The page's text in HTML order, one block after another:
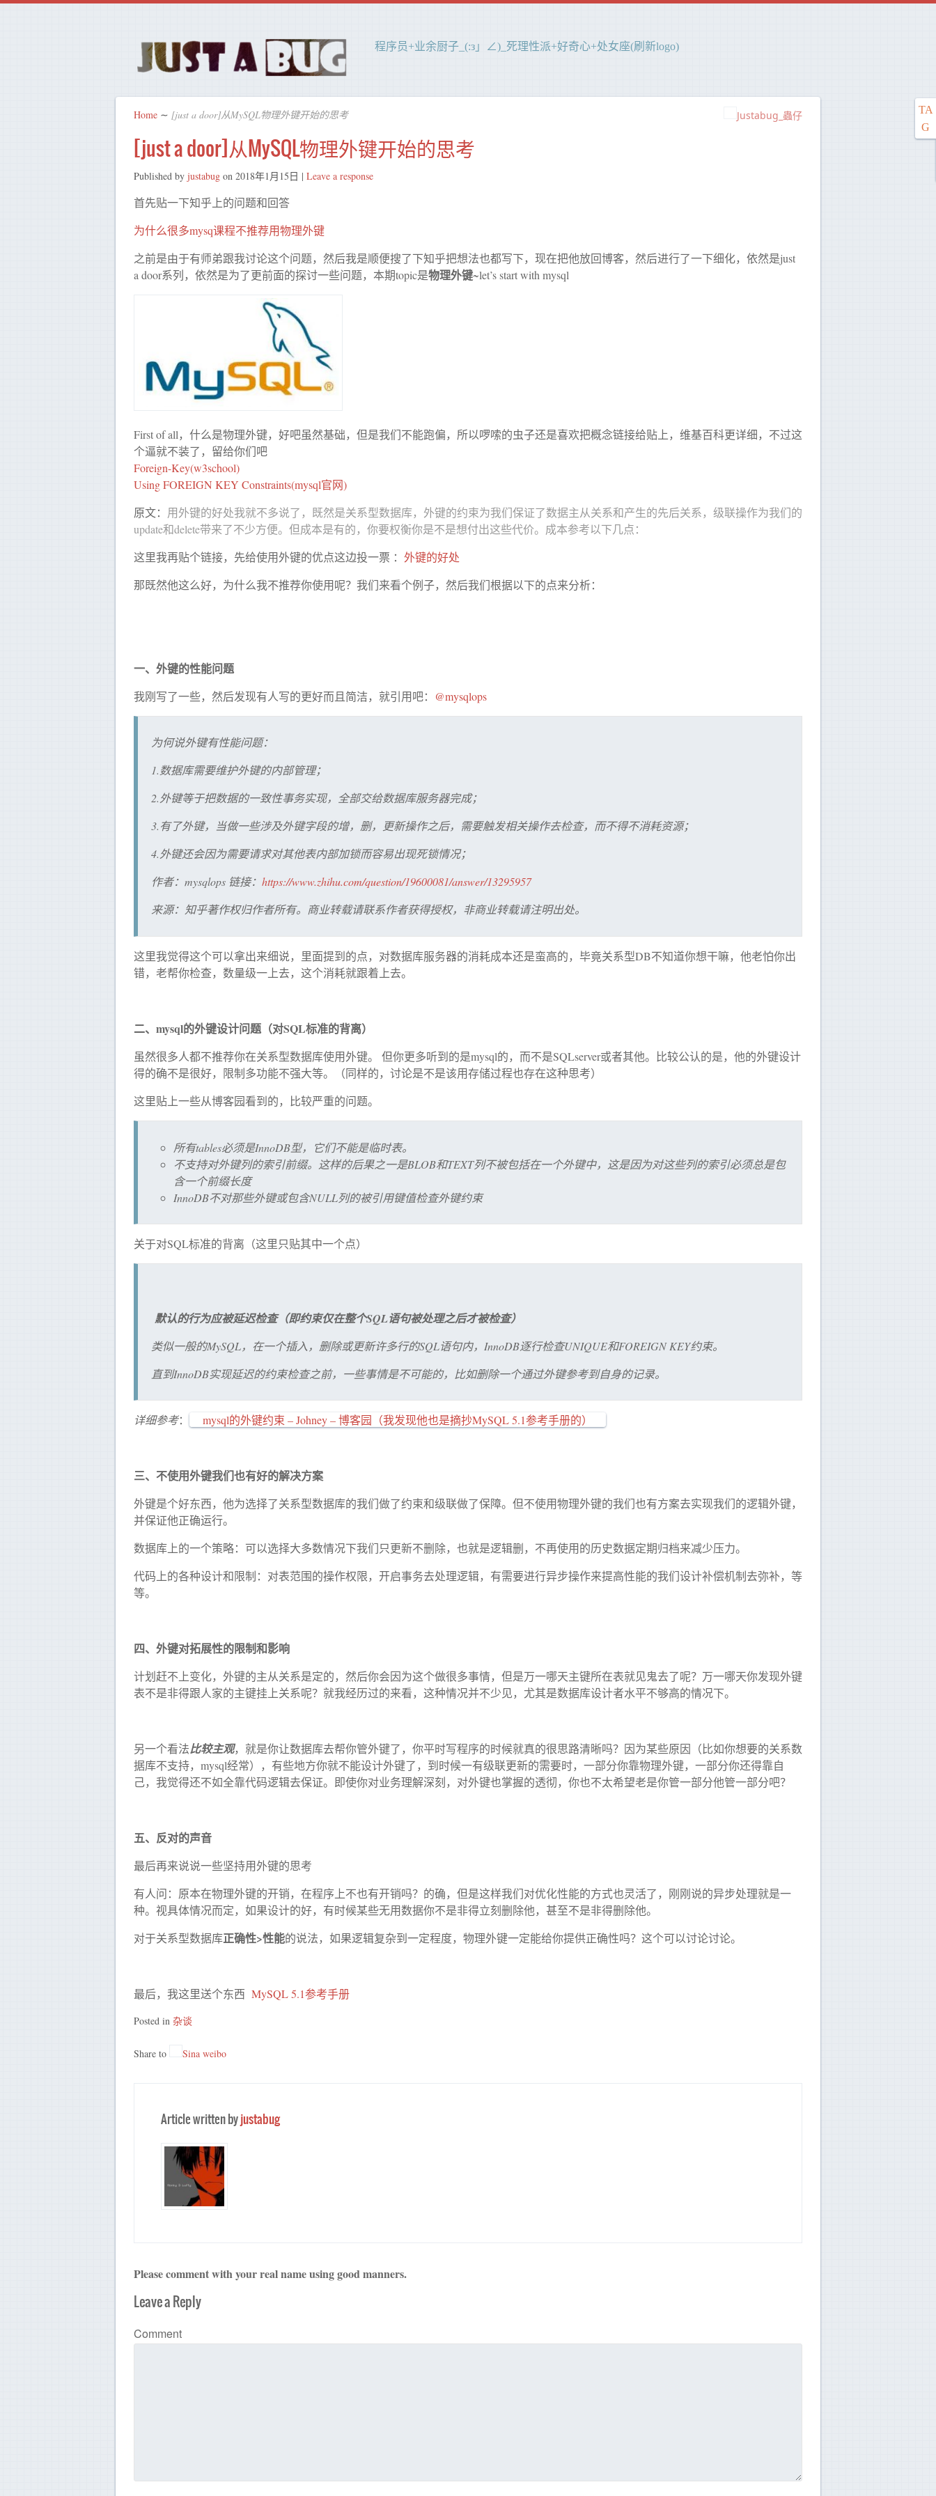
程序员+业余厨子_(:з」∠)_死理性派+好奇心+处女座(刷新logo)
TA
G
Justabug_蟲仔
Home ∼ [just a door]从MySQL物理外键开始的思考
[just a door]从MySQL物理外键开始的思考
Published by justabugon 2018年1月15日 | Leave a response
首先贴一下知乎上的问题和回答
为什么很多mysq课程不推荐用物理外键
之前是由于有师弟跟我讨论这个问题，然后我是顺便搜了下知乎把想法也都写下，现在把他放回博客，然后进行了一下细化，依然是just
a door系列，依然是为了更前面的探讨一些问题，本期topic是物理外键~let’s start with mysql
First of all，什么是物理外键，好吧虽然基础，但是我们不能跑偏，所以啰嗦的虫子还是喜欢把概念链接给贴上，维基百科更详细，不过这
个逼就不装了，留给你们吧
Foreign-Key(w3school)
Using FOREIGN KEY Constraints(mysql官网)
原文： 用外键的好处我就不多说了，既然是关系型数据库，外键的约束为我们保证了数据主从关系和产生的先后关系，级联操作为我们的
update和delete带来了不少方便。但成本是有的，你要权衡你是不是想付出这些代价。成本参考以下几点：
这里我再贴个链接，先给使用外键的优点这边投一票 ： 外键的好处
那既然他这么好，为什么我不推荐你使用呢？我们来看个例子，然后我们根据以下的点来分析：
一、外键的性能问题
我刚写了一些，然后发现有人写的更好而且简洁，就引用吧： @mysqlops
为何说外键有性能问题：
1.数据库需要维护外键的内部管理；
2.外键等于把数据的一致性事务实现，全部交给数据库服务器完成；
3.有了外键，当做一些涉及外键字段的增，删，更新操作之后，需要触发相关操作去检查，而不得不消耗资源；
4.外键还会因为需要请求对其他表内部加锁而容易出现死锁情况；
作者：mysqlops 链接：https://www.zhihu.com/question/19600081/answer/13295957
来源：知乎著作权归作者所有。商业转载请联系作者获得授权，非商业转载请注明出处。
这里我觉得这个可以拿出来细说，里面提到的点，对数据库服务器的消耗成本还是蛮高的，毕竟关系型DB不知道你想干嘛，他老怕你出
错，老帮你检查，数量级一上去，这个消耗就跟着上去。
二、mysql的外键设计问题（对SQL标准的背离）
虽然很多人都不推荐你在关系型数据库使用外键。 但你更多听到的是mysql的，而不是SQLserver或者其他。比较公认的是，他的外键设计
得的确不是很好，限制多功能不强大等。（同样的，讨论是不是该用存储过程也存在这种思考）
这里贴上一些从博客园看到的，比较严重的问题。
所有tables必须是InnoDB型，它们不能是临时表。
不支持对外键列的索引前缀。这样的后果之一是BLOB和TEXT列不被包括在一个外键中，这是因为对这些列的索引必须总是包
含一个前缀长度
InnoDB不对那些外键或包含NULL列的被引用键值检查外键约束
关于对SQL标准的背离（这里只贴其中一个点）
默认的行为应被延迟检查（即约束仅在整个SQL语句被处理之后才被检查）
类似一般的MySQL，在一个插入，删除或更新许多行的SQL语句内，InnoDB逐行检查UNIQUE和FOREIGN KEY约束。
直到InnoDB实现延迟的约束检查之前，一些事情是不可能的，比如删除一个通过外键参考到自身的记录。
详细参考： mysql的外键约束 – Johney – 博客园（我发现他也是摘抄MySQL 5.1参考手册的）
三、不使用外键我们也有好的解决方案
外键是个好东西，他为选择了关系型数据库的我们做了约束和级联做了保障。但不使用物理外键的我们也有方案去实现我们的逻辑外键，
并保证他正确运行。
数据库上的一个策略：可以选择大多数情况下我们只更新不删除，也就是逻辑删，不再使用的历史数据定期归档来减少压力。
代码上的各种设计和限制：对表范围的操作权限，开启事务去处理逻辑，有需要进行异步操作来提高性能的我们设计补偿机制去弥补，等
等。
四、外键对拓展性的限制和影响
计划赶不上变化，外键的主从关系是定的，然后你会因为这个做很多事情，但是万一哪天主键所在表就见鬼去了呢？万一哪天你发现外键
表不是非得跟人家的主键挂上关系呢？就我经历过的来看，这种情况并不少见，尤其是数据库设计者水平不够高的情况下。
另一个看法比较主观，就是你让数据库去帮你管外键了，你平时写程序的时候就真的很思路清晰吗？因为某些原因（比如你想要的关系数
据库不支持，mysql经常），有些地方你就不能设计外键了，到时候一有级联更新的需要时，一部分你靠物理外键，一部分你还得靠自
己，我觉得还不如全靠代码逻辑去保证。即使你对业务理解深刻，对外键也掌握的透彻，你也不太希望老是你管一部分他管一部分吧？
五、反对的声音
最后再来说说一些坚持用外键的思考
有人问：原本在物理外键的开销，在程序上不也有开销吗？的确，但是这样我们对优化性能的方式也灵活了，刚刚说的异步处理就是一
种。视具体情况而定，如果设计的好，有时候某些无用数据你不是非得立刻删除他，甚至不是非得删除他。
对于关系型数据库正确性>性能的说法，如果逻辑复杂到一定程度，物理外键一定能给你提供正确性吗？这个可以讨论讨论。
最后，我这里送个东西 MySQL 5.1参考手册
Posted in 杂谈
Share to Sina weibo
Article written byjustabug
Please comment with your real name using good manners.
Leave a Reply
Comment